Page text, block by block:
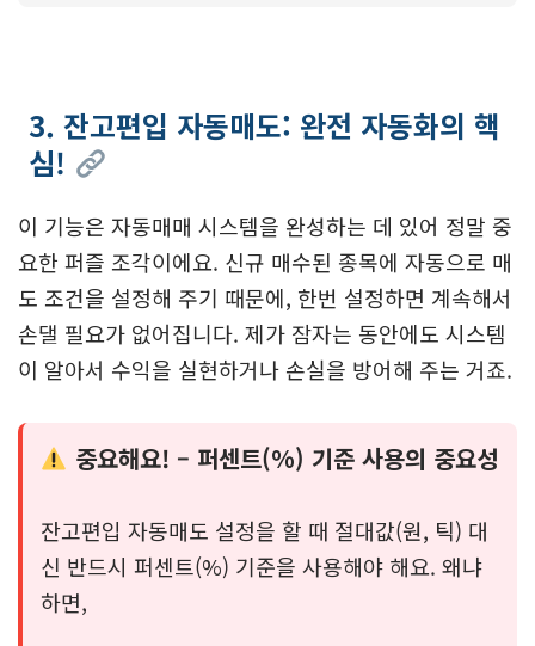
3. 잔고편입 자동매도: 완전 자동화의 핵
심!
이 기능은 자동매매 시스템을 완성하는 데 있어 정말 중
요한 퍼즐 조각이에요. 신규 매수된 종목에 자동으로 매
도 조건을 설정해 주기 때문에, 한번 설정하면 계속해서
손댈 필요가 없어집니다. 제가 잠자는 동안에도 시스템
이 알아서 수익을 실현하거나 손실을 방어해 주는 거죠.
중요해요! – 퍼센트(%) 기준 사용의 중요성
잔고편입 자동매도 설정을 할 때 절대값(원, 틱) 대
신 반드시 퍼센트(%) 기준을 사용해야 해요. 왜냐
하면,